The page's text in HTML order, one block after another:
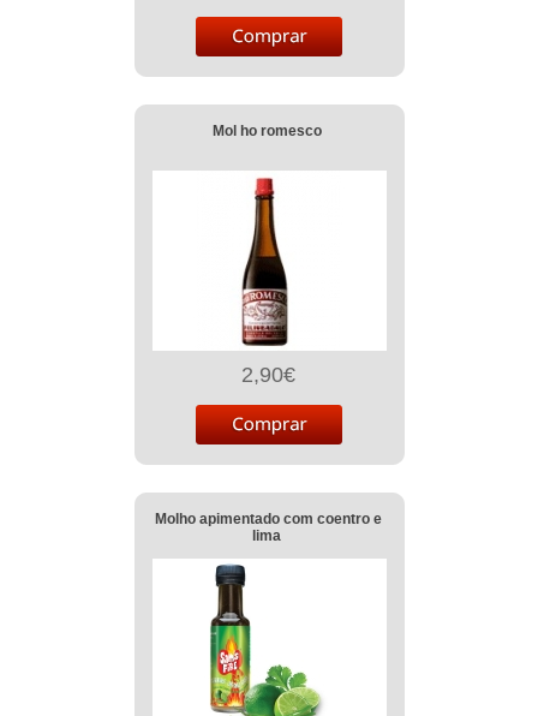
Mol ho romesco
2,90€
Molho apimentado com coentro e
lima